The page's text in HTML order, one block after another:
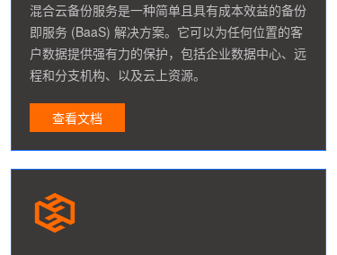
混合云备份服务是一种简单且具有成本效益的备份
即服务 (BaaS) 解决方案。它可以为任何位置的客
户数据提供强有力的保护，包括企业数据中心、远
程和分支机构、以及云上资源。
查看文档